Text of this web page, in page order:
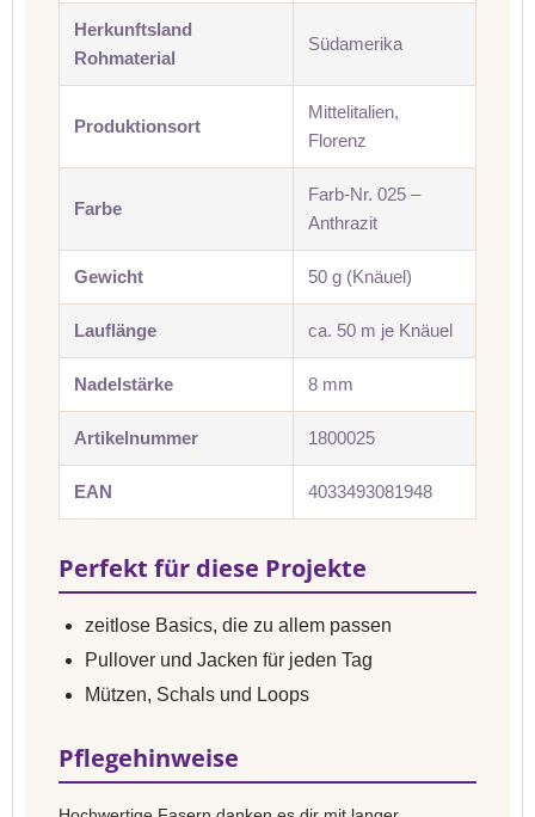
Herkunftsland
Rohmaterial
Südamerika
Produktionsort
Mittelitalien,
Florenz
Farbe
Farb-Nr. 025 –
Anthrazit
Gewicht 50 g (Knäuel)
Lauflänge ca. 50 m je Knäuel
Nadelstärke 8 mm
Artikelnummer 1800025
EAN 4033493081948
Perfekt für diese Projekte
zeitlose Basics, die zu allem passen
Pullover und Jacken für jeden Tag
Mützen, Schals und Loops
Pflegehinweise